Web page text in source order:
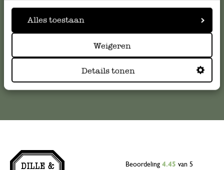
Alles toestaan
Weigeren
Details tonen
meestgestelde vragen.
Online Klantenservice
Beoordeling 4.45 van 5